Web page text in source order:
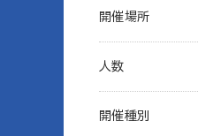
開催場所
人数
開催種別